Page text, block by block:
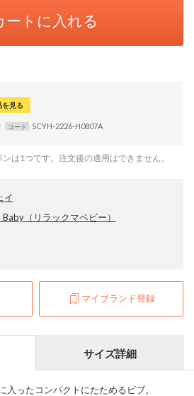
ートに入れる
を見る
コード SCYH-2226-H0807A
は1つです。注文後の適用はできません。
イ
Baby（リラックマベビー）
マイブランド登録
サイズ詳細
入ったコンパクトにたためるビブ。